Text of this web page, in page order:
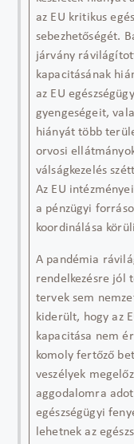
az EU kritikus
sebezhetőségét.
járvány
kapacitásának
az EU
gyengeségeit,
hiányát több
orvosi
válságkezelés
Az EU
a pénzügyi
koordinálása
A pandémia
rendelkezésre jól
tervek sem
kiderült, hogy az
kapacitása nem
komoly fertőző
veszélyek
aggodalomra
egészségügyi
lehetnek az